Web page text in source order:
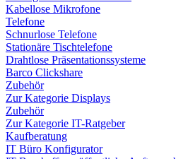
Kabellose Mikrofone
Telefone
Schnurlose Telefone
Stationäre Tischtelefone
Drahtlose Präsentationssysteme
Barco Clickshare
Zubehör
Zur Kategorie Displays
Zubehör
Zur Kategorie IT-Ratgeber
Kaufberatung
IT Büro Konfigurator